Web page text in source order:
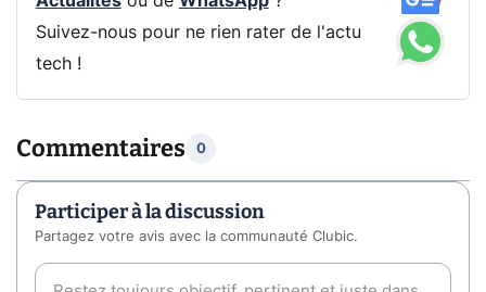
Suivez-nous pour ne rien rater de l'actu
tech !
Commentaires 0
Participer à la discussion
Partagez votre avis avec la communauté Clubic.